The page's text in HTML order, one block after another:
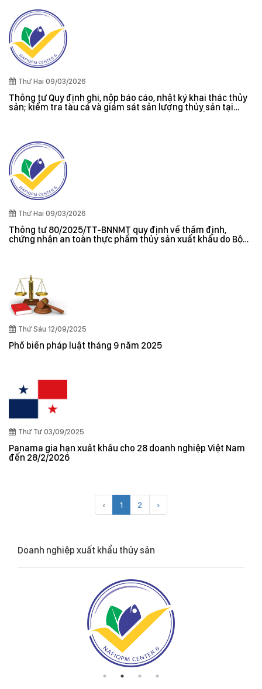
Thứ Hai 09/03/2026
Thông tư Quy định ghi, nộp báo cáo, nhật ký khai thác thủy
sản; kiểm tra tàu cá và giám sát sản lượng thủy sản tại
Thứ Hai 09/03/2026
Thông tư 80/2025/TT-BNNMT quy định về thẩm định,
chứng nhận an toàn thực phẩm thủy sản xuất khẩu do Bộ
Thứ Sáu 12/09/2025
Phổ biến pháp luật tháng 9 năm 2025
Thứ Tư 03/09/2025
Panama gia hạn xuất khẩu cho 28 doanh nghiệp Việt Nam
đến 28/2/2026
‹ 1 2 ›
Doanh nghiệp xuất khẩu thủy sản